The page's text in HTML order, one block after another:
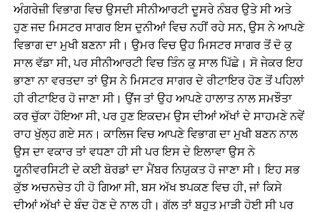
ਅੰਗਰੇਜ਼ੀ ਵਿਭਾਗ ਵਿਚ ਉਸਦੀ ਸੀਨੀਆਰਟੀ ਦੂਸਰੇ ਨੰਬਰ ਉਤੇ ਸੀ ਅਤੇ
ਹੁਣ ਜਦ ਮਿਸਟਰ ਸਾਗਰ ਇਸ ਦੁਨੀਆਂ ਵਿਚ ਨਹੀਂ ਰਹੇ ਸਨ, ਉਸ ਨੇ ਆਪਣੇ
ਵਿਭਾਗ ਦਾ ਮੁਖੀ ਬਣਨਾ ਸੀ। ਉਮਰ ਵਿਚ ਉਹ ਮਿਸਟਰ ਸਾਗਰ ਤੋਂ ਦੋ ਕੁ
ਸਾਲ ਵੱਡਾ ਸੀ, ਪਰ ਸੀਨੀਆਰਟੀ ਵਿਚ ਤਿੰਨ ਕੁ ਸਾਲ ਪਿੱਛੇ। ਸੋ ਜੇਕਰ ਇਹ
ਭਾਣਾ ਨਾ ਵਰਤਦਾ ਤਾਂ ਉਸ ਨੇ ਮਿਸਟਰ ਸਾਗਰ ਦੇ ਰੀਟਾਇਰ ਹੋਣ ਤੋਂ ਪਹਿਲਾਂ
ਹੀ ਰੀਟਾਇਰ ਹੋ ਜਾਣਾ ਸੀ। ਉਂਜ ਤਾਂ ਉਹ ਆਪਣੇ ਹਾਲਾਤ ਨਾਲ ਸਮਝੌਤਾ
ਕਰ ਚੁੱਕਾ ਹੋਇਆ ਸੀ, ਪਰ ਹੁਣ ਇਕਦਮ ਉਸ ਦੀਆਂ ਅੱਖਾਂ ਦੇ ਸਾਹਮਣੇ ਨਵੇਂ
ਰਾਹ ਖੁੱਲ੍ਹ ਗਏ ਸਨ। ਕਾਲਿਜ ਵਿਚ ਆਪਣੇ ਵਿਭਾਗ ਦਾ ਮੁਖੀ ਬਣਨ ਨਾਲ
ਉਸ ਦਾ ਵਕਾਰ ਤਾਂ ਵਧਣਾ ਹੀ ਸੀ ਪਰ ਇਸ ਦੇ ਇਲਾਵਾ ਉਸ ਨੇ
ਯੂਨੀਵਰਸਿਟੀ ਦੇ ਕਈ ਬੋਰਡਾਂ ਦਾ ਮੈਂਬਰ ਨਿਯੁਕਤ ਹੋ ਜਾਣਾ ਸੀ। ਇਹ ਸਭ
ਕੁੱਝ ਅਚਨਚੇਤ ਹੀ ਹੋ ਗਿਆ ਸੀ, ਬਸ ਅੱਖ ਝਪਕਣ ਵਿਚ ਹੀ, ਜਾਂ ਕਿਸੇ
ਦੀਆਂ ਅੱਖਾਂ ਦੇ ਬੰਦ ਹੋਣ ਦੇ ਨਾਲ ਹੀ। ਗੱਲ ਤਾਂ ਬਹੁਤ ਮਾੜੀ ਹੋਈ ਸੀ ਪਰ